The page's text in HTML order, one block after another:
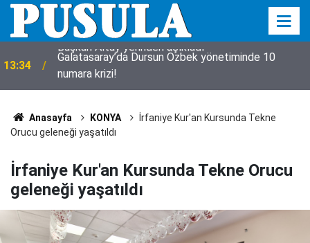
13:34
Galatasaray’da Dursun Özbek yönetiminde 10
numara krizi!
Anasayfa KONYA
İrfaniye Kur'an Kursunda Tekne
Orucu geleneği yaşatıldı
İrfaniye Kur'an Kursunda Tekne Orucu
geleneği yaşatıldı